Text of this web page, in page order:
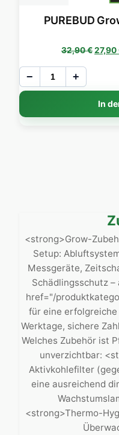
PUREBUD
32,90€27,90
− +
In
<strong>Grow-
Setup:
Messgeräte,
Schädlingsschutz –
href="/
für eine erfolgreiche
Werktage, sichere
Welches Zubehör ist
unverzichtbar:
Aktivkohlefilter
eine ausreichend
<strong>Thermo-